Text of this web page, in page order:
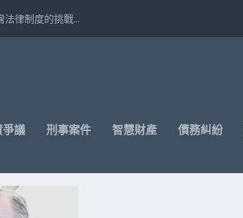
律制度的挑戰...
爭議 刑事案件 智慧財產 債務糾紛